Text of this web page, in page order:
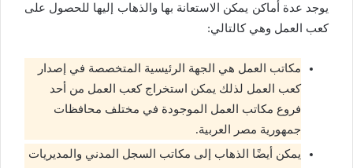
يوجد عدة أماكن يمكن الاستعانة بها والذهاب إليها للحصول على
كعب العمل وهي كالتالي:
مكاتب العمل هي الجهة الرئيسية المتخصصة في إصدار
كعب العمل لذلك يمكن استخراج كعب العمل من أحد
فروع مكاتب العمل الموجودة في مختلف محافظات
جمهورية مصر العربية.
يمكن أيضًا الذهاب إلى مكاتب السجل المدني والمديريات